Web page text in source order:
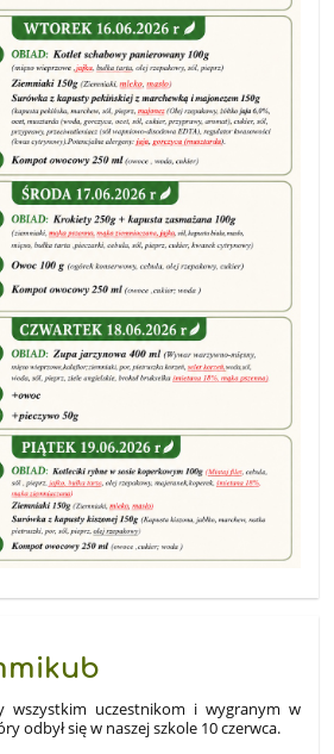
wszystkim uczestnikom i wygranym w
odbył się w naszej szkole 10 czerwca.